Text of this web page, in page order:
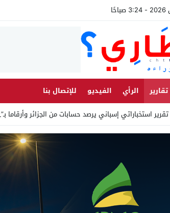
الرأي الفيديو
للإتصال بنا
تقرير استخباراتي إسباني يرصد حسابات من الجزائر وأرقاما بـ”213+” ضمن _
Stop